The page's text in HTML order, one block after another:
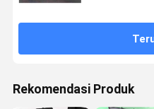
Rekomendasi Produk